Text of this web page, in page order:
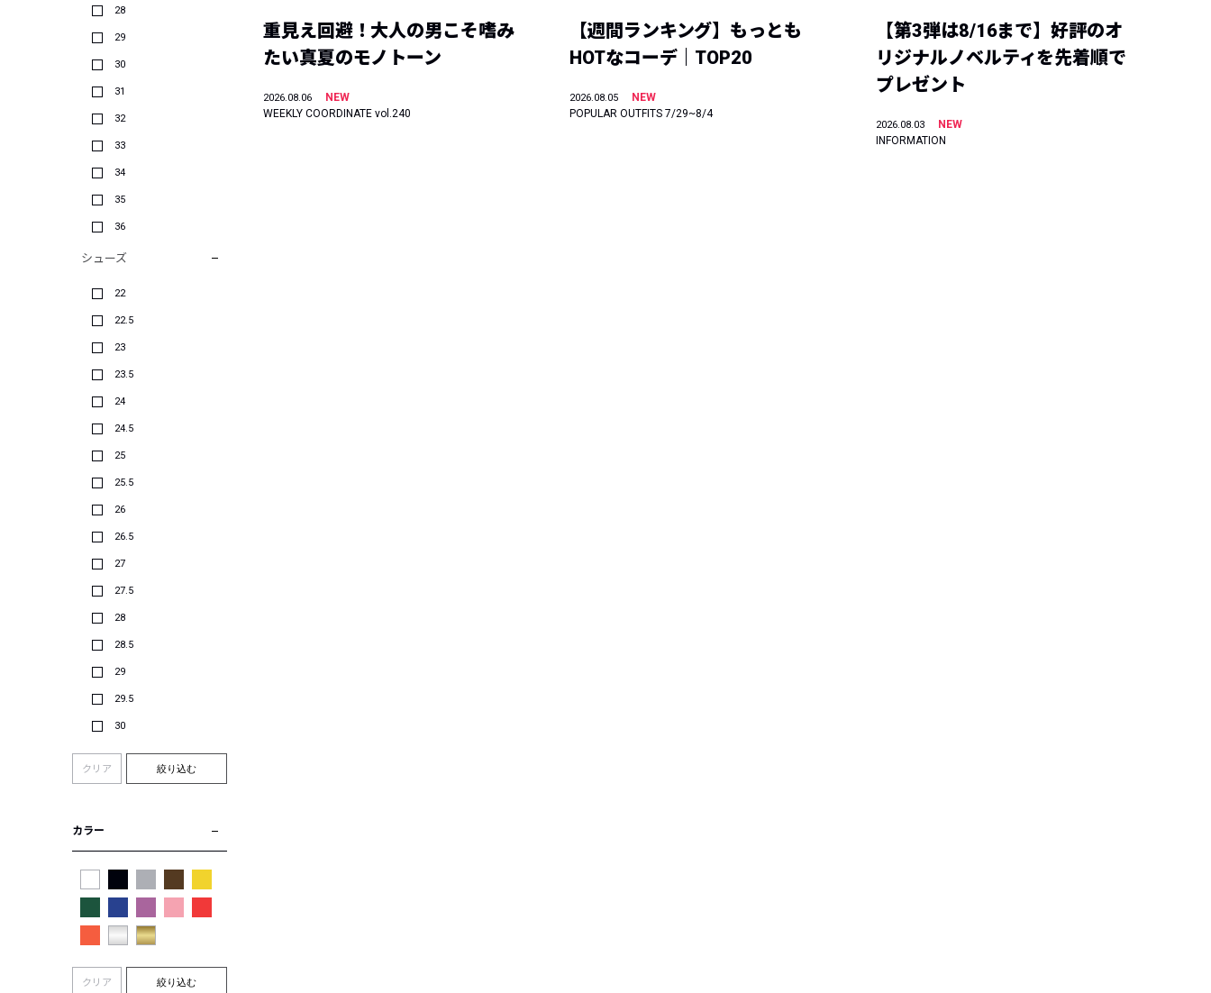
28
29
30
31
32
33
34
35
36
シューズ
22
22.5
23
23.5
24
24.5
25
25.5
26
26.5
27
27.5
28
28.5
29
29.5
30
クリア 絞り込む
カラー
クリア 絞り込む
重見え回避！大人の男こそ嗜み
たい真夏のモノトーン
2026.08.06
NEW
WEEKLY COORDINATE vol.240
【週間ランキング】もっとも
HOTなコーデ｜TOP20
2026.08.05
NEW
POPULAR OUTFITS 7/29~8/4
【第3弾は8/16まで】好評のオ
リジナルノベルティを先着順で
プレゼント
2026.08.03
NEW
INFORMATION